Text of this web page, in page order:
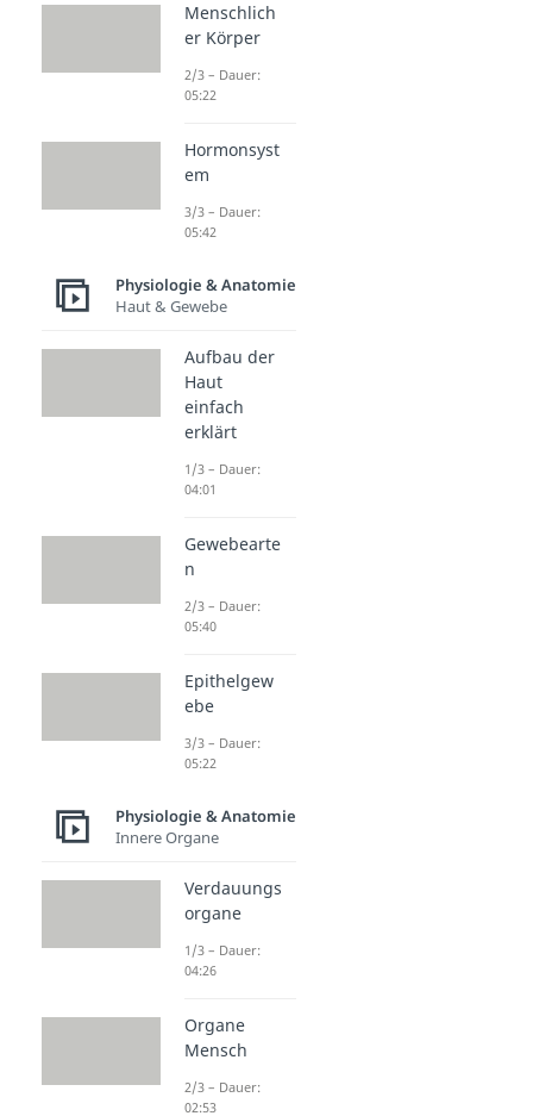
Menschlich
er Körper
2/3 – Dauer:
05:22
Hormonsyst
em
3/3 – Dauer:
05:42
Physiologie & Anatomie
Haut & Gewebe
Aufbau der
Haut
einfach
erklärt
1/3 – Dauer:
04:01
Gewebearte
n
2/3 – Dauer:
05:40
Epithelgew
ebe
3/3 – Dauer:
05:22
Physiologie & Anatomie
Innere Organe
Verdauungs
organe
1/3 – Dauer:
04:26
Organe
Mensch
2/3 – Dauer:
02:53